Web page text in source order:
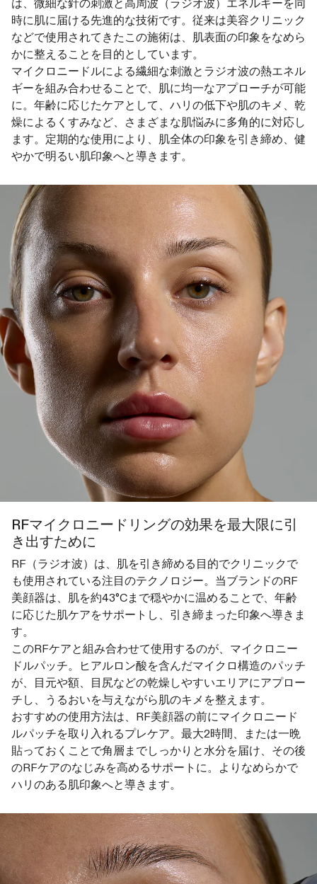
は、微細な針の刺激と高周波（ラジオ波）エネルギーを同
時に肌に届ける先進的な技術です。従来は美容クリニック
などで使用されてきたこの施術は、肌表面の印象をなめら
かに整えることを目的としています。
マイクロニードルによる繊細な刺激とラジオ波の熱エネル
ギーを組み合わせることで、肌に均一なアプローチが可能
に。年齢に応じたケアとして、ハリの低下や肌のキメ、乾
燥によるくすみなど、さまざまな肌悩みに多角的に対応し
ます。定期的な使用により、肌全体の印象を引き締め、健
やかで明るい肌印象へと導きます。
RFマイクロニードリングの効果を最大限に引
き出すために
RF（ラジオ波）は、肌を引き締める目的でクリニックで
も使用されている注目のテクノロジー。当ブランドのRF
美顔器は、肌を約43°Cまで穏やかに温めることで、年齢
に応じた肌ケアをサポートし、引き締まった印象へ導きま
す。
このRFケアと組み合わせて使用するのが、マイクロニー
ドルパッチ。ヒアルロン酸を含んだマイクロ構造のパッチ
が、目元や額、目尻などの乾燥しやすいエリアにアプロー
チし、うるおいを与えながら肌のキメを整えます。
おすすめの使用方法は、RF美顔器の前にマイクロニード
ルパッチを取り入れるプレケア。最大2時間、または一晩
貼っておくことで角層までしっかりと水分を届け、その後
のRFケアのなじみを高めるサポートに。よりなめらかで
ハリのある肌印象へと導きます。